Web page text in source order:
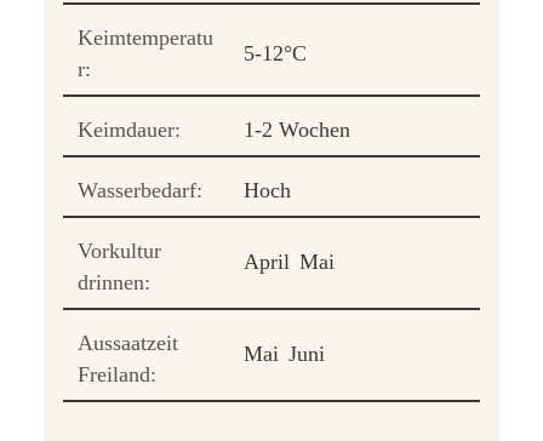
Keimtemperatu
r:
5-12°C
Keimdauer: 1-2 Wochen
Wasserbedarf: Hoch
Vorkultur
drinnen:
April Mai
Aussaatzeit
Freiland:
Mai Juni